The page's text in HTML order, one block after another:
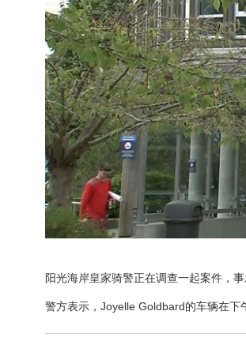
阳光海岸皇家骑警正在调查一起案件，
警方表示，Joyelle Goldbard的车辆在下